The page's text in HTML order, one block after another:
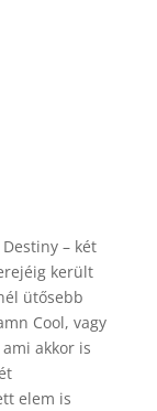
– két
került
ütősebb
Cool, vagy
ami akkor is
elem is